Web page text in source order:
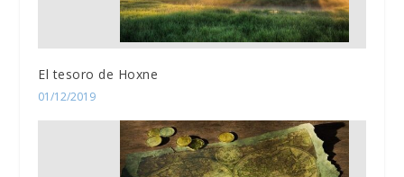
El tesoro de Hoxne
01/12/2019